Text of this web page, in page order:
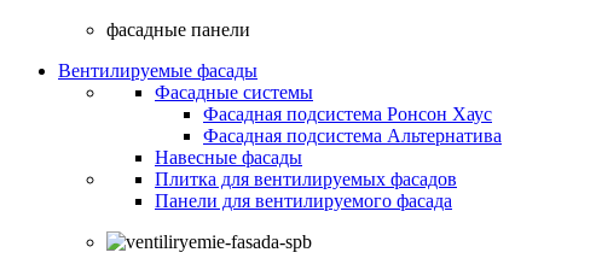
фасадные панели
Вентилируемые фасады
Фасадные системы
Фасадная подсистема Ронсон Хаус
Фасадная подсистема Альтернатива
Навесные фасады
Плитка для вентилируемых фасадов
Панели для вентилируемого фасада